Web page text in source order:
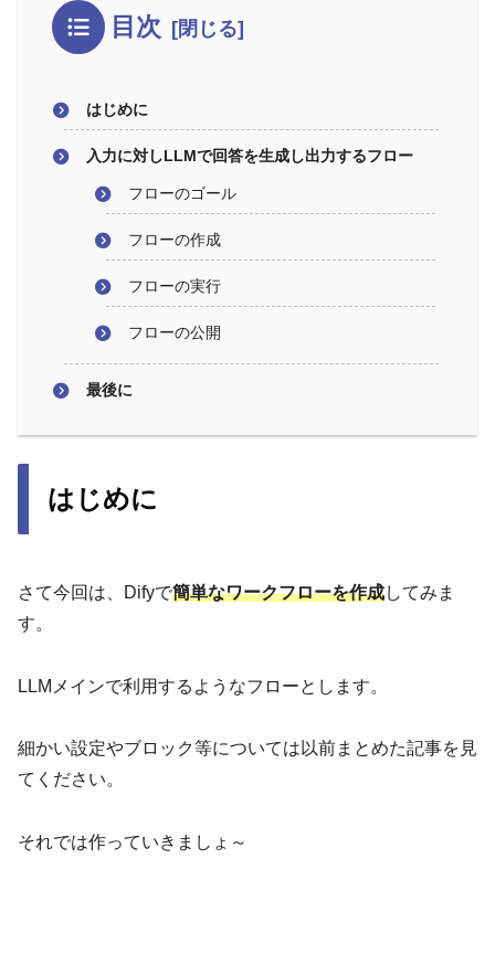
目次
はじめに
入力に対しLLMで回答を生成し出力するフロー
フローのゴール
フローの作成
フローの実行
フローの公開
最後に
はじめに
さて今回は、Difyで簡単なワークフローを作成してみま
す。
LLMメインで利用するようなフローとします。
細かい設定やブロック等については以前まとめた記事を見
てください。
それでは作っていきましょ～